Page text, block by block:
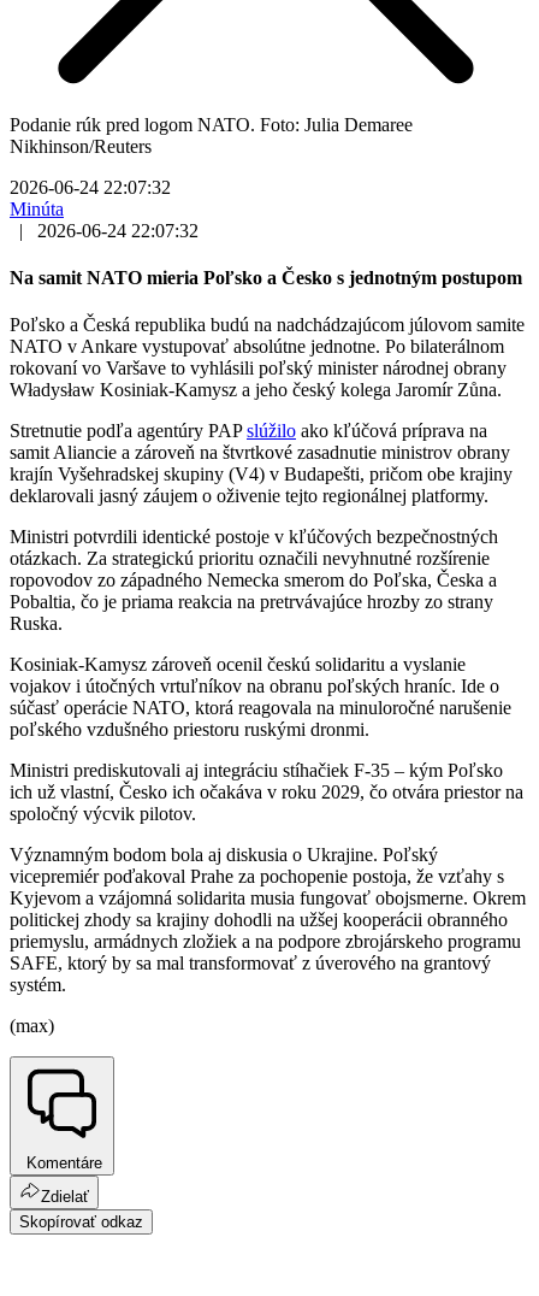
Podanie rúk pred logom NATO. Foto: Julia Demaree
Nikhinson/Reuters
2026-06-24 22:07:32
Minúta
|
2026-06-24 22:07:32
Na samit NATO mieria Poľsko a Česko s jednotným postupom
Poľsko a Česká republika budú na nadchádzajúcom júlovom samite
NATO v Ankare vystupovať absolútne jednotne. Po bilaterálnom
rokovaní vo Varšave to vyhlásili poľský minister národnej obrany
Władysław Kosiniak-Kamysz a jeho český kolega Jaromír Zůna.
Stretnutie podľa agentúry PAPslúžilo ako kľúčová príprava na
samit Aliancie a zároveň na štvrtkové zasadnutie ministrov obrany
krajín Vyšehradskej skupiny (V4) v Budapešti, pričom obe krajiny
deklarovali jasný záujem o oživenie tejto regionálnej platformy.
Ministri potvrdili identické postoje v kľúčových bezpečnostných
otázkach. Za strategickú prioritu označili nevyhnutné rozšírenie
ropovodov zo západného Nemecka smerom do Poľska, Česka a
Pobaltia, čo je priama reakcia na pretrvávajúce hrozby zo strany
Ruska.
Kosiniak-Kamysz zároveň ocenil českú solidaritu a vyslanie
vojakov i útočných vrtuľníkov na obranu poľských hraníc. Ide o
súčasť operácie NATO, ktorá reagovala na minuloročné narušenie
poľského vzdušného priestoru ruskými dronmi.
Ministri prediskutovali aj integráciu stíhačiek F-35 – kým Poľsko
ich už vlastní, Česko ich očakáva v roku 2029, čo otvára priestor na
spoločný výcvik pilotov.
Významným bodom bola aj diskusia o Ukrajine. Poľský
vicepremiér poďakoval Prahe za pochopenie postoja, že vzťahy s
Kyjevom a vzájomná solidarita musia fungovať obojsmerne. Okrem
politickej zhody sa krajiny dohodli na užšej kooperácii obranného
priemyslu, armádnych zložiek a na podpore zbrojárskeho programu
SAFE, ktorý by sa mal transformovať z úverového na grantový
systém.
(max)
Komentáre
Zdielať
Skopírovať odkaz